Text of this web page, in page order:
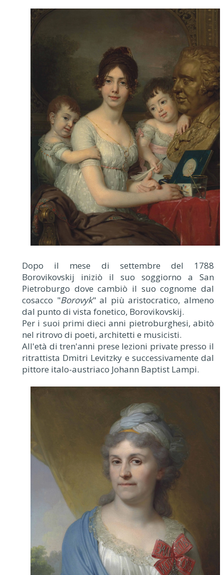
Dopo il mese di settembre del 1788
Borovikovskij iniziò il suo soggiorno a San
Pietroburgo dove cambiò il suo cognome dal
cosacco "Borovyk" al più aristocratico, almeno
dal punto di vista fonetico, Borovikovskij.
Per i suoi primi dieci anni pietroburghesi, abitò
nel ritrovo di poeti, architetti e musicisti.
All'età di tren'anni prese lezioni private presso il
ritrattista Dmitri Levitzky e successivamente dal
pittore italo-austriaco Johann Baptist Lampi.